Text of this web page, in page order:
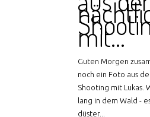
mit…
Guten Morgen
noch ein Foto aus
Shooting mit Lukas.
lang in dem Wald -
düster...